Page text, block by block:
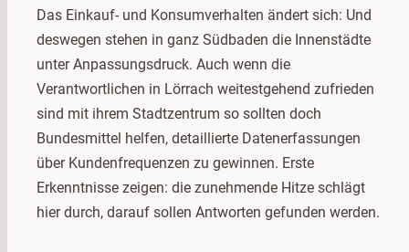
Das Einkauf- und Konsumverhalten ändert sich: Und
deswegen stehen in ganz Südbaden die Innenstädte
unter Anpassungsdruck. Auch wenn die
Verantwortlichen in Lörrach weitestgehend zufrieden
sind mit ihrem Stadtzentrum so sollten doch
Bundesmittel helfen, detaillierte Datenerfassungen
über Kundenfrequenzen zu gewinnen. Erste
Erkenntnisse zeigen: die zunehmende Hitze schlägt
hier durch, darauf sollen Antworten gefunden werden.